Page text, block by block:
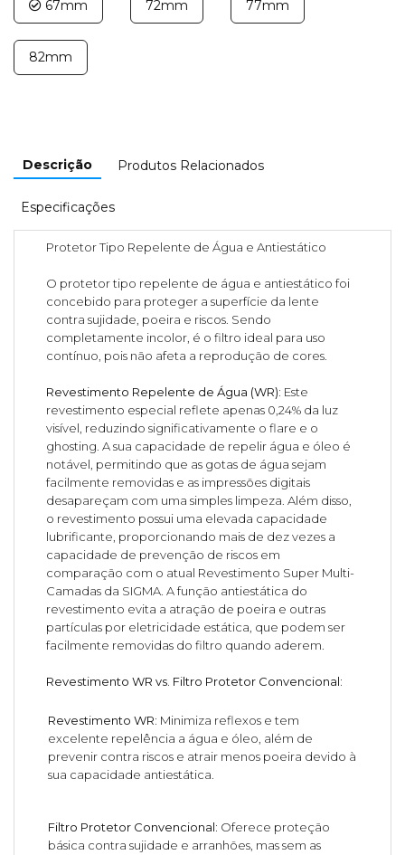
67mm 72mm 77mm
82mm
Descrição Produtos Relacionados
Especificações
Protetor Tipo Repelente de Água e Antiestático
O protetor tipo repelente de água e antiestático foi
concebido para proteger a superfície da lente
contra sujidade, poeira e riscos. Sendo
completamente incolor, é o filtro ideal para uso
contínuo, pois não afeta a reprodução de cores.
Revestimento Repelente de Água (WR): Este
revestimento especial reflete apenas 0,24% da luz
visível, reduzindo significativamente o flare e o
ghosting. A sua capacidade de repelir água e óleo é
notável, permitindo que as gotas de água sejam
facilmente removidas e as impressões digitais
desapareçam com uma simples limpeza. Além disso,
o revestimento possui uma elevada capacidade
lubrificante, proporcionando mais de dez vezes a
capacidade de prevenção de riscos em
comparação com o atual Revestimento Super Multi-
Camadas da SIGMA. A função antiestática do
revestimento evita a atração de poeira e outras
partículas por eletricidade estática, que podem ser
facilmente removidas do filtro quando aderem.
Revestimento WR vs. Filtro Protetor Convencional:
Revestimento WR: Minimiza reflexos e tem
excelente repelência a água e óleo, além de
prevenir contra riscos e atrair menos poeira devido à
sua capacidade antiestática.
Filtro Protetor Convencional: Oferece proteção
básica contra sujidade e arranhões, mas sem as